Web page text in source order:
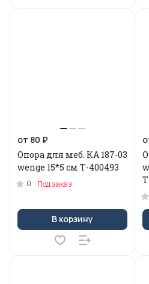
от 80 ₽
Опора для меб. КA 187-03
wenge 15*5 см Т-400493
0 Под заказ
В корзину